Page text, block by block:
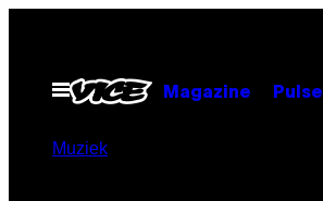
Open
menu
Magazine Pulse
Muziek